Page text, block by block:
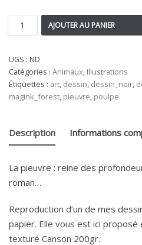
AJOUTER AU PANIER
UGS : ND
Catégories : Animaux, Illustrations
Étiquettes : art, dessin, dessin_noir,
magink_forest, pieuvre, poulpe
Description Informations
La pieuvre : reine des
roman…
Reproduction d’un de mes
papier. Elle vous est ici
texturé Canson 200gr.